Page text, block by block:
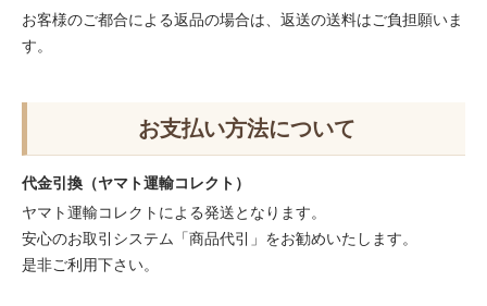
お客様のご都合による返品の場合は、返送の送料はご負担願いま
す。
お支払い方法について
代金引換（ヤマト運輸コレクト）
ヤマト運輸コレクトによる発送となります。
安心のお取引システム「商品代引」をお勧めいたします。
是非ご利用下さい。